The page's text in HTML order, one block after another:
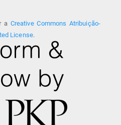
a Creative Commons Atribuição-
License.